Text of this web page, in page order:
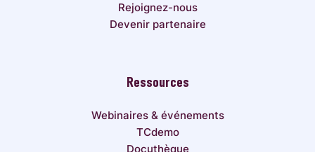
Rejoignez-nous
Devenir partenaire
Ressources
Webinaires & événements
TCdemo
Docuthèque